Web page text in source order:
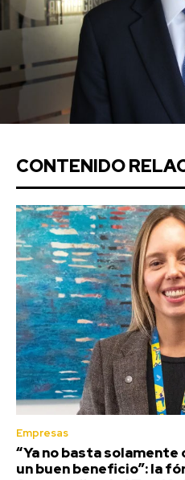
CONTENIDO
Empresas
“Ya no basta solamente
un buen beneficio”: la